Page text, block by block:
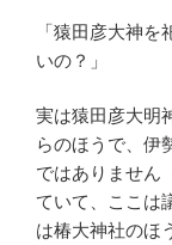
「猿田彦大神
いの？」
実は猿田彦大明
らのほうで、伊
ではありません
ていて、ここは
は椿大神社のほ